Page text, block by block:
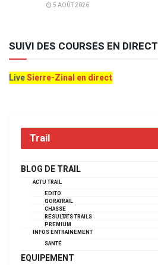
5 AOÛT 2026
SUIVI DES COURSES EN DIRECT
LiveSierre-Zinal en direct
Trail
BLOG DE TRAIL
ACTU TRAIL
EDITO
GORATRAIL
CHASSE
RÉSULTATS TRAILS
PREMIUM
INFOS ENTRAINEMENT
SANTÉ
EQUIPEMENT